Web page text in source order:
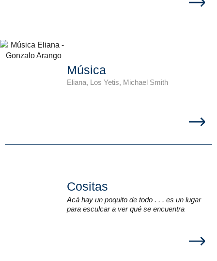
Música
Eliana, Los Yetis, Michael Smith
Cositas
Acá hay un poquito de todo . . . es un lugar
para esculcar a ver qué se encuentra